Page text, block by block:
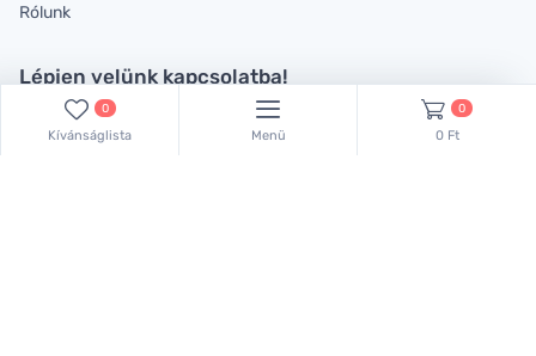
Rólunk
Lépjen velünk kapcsolatba!
Kollégáink készséggel állnak rendelkezésére!
0
Kívánságlista Menü
0
0 Ft